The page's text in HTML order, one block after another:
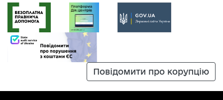
Повідомити про корупцію